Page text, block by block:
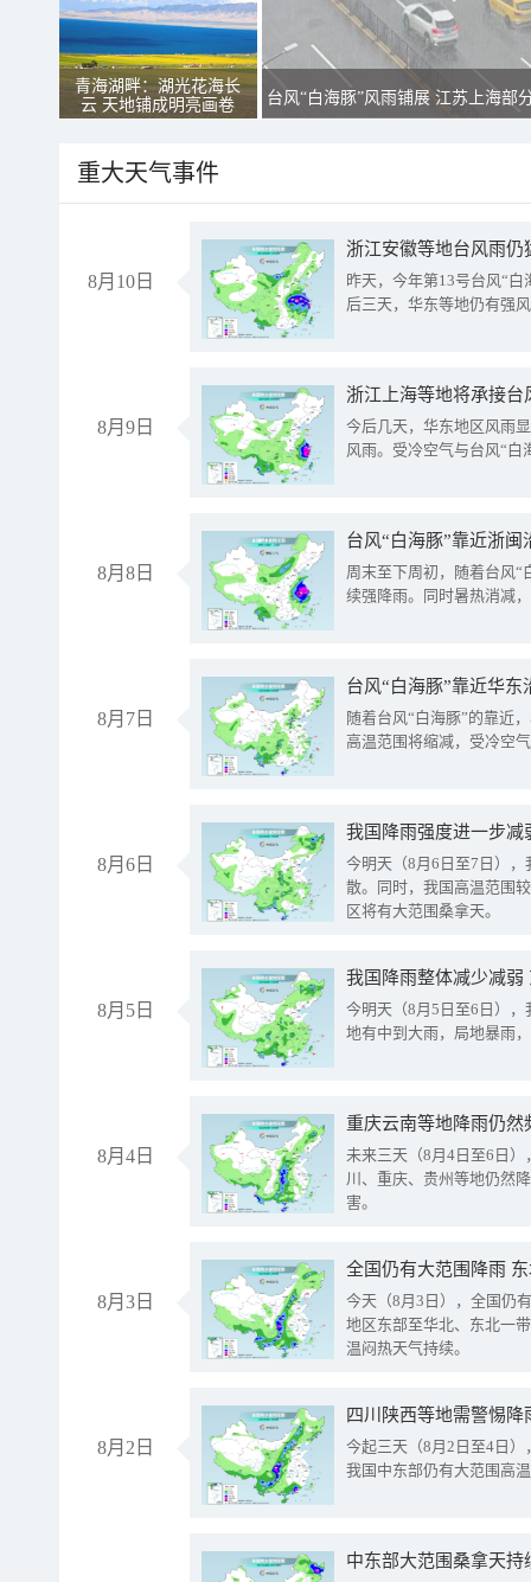
青海湖畔：湖光花海长
云 天地铺成明亮画卷
台风“白海豚”风雨铺展 江苏上海部
重大天气事件
8月10日
浙江安徽等地台风雨
昨天，今年第13号台风“
后三天，华东等地仍有强
8月9日
浙江上海等地将承接台
今后几天，华东地区风雨
风雨。受冷空气与台风“白
8月8日
台风“白海豚”靠近浙
周末至下周初，随着台风“
续强降雨。同时暑热消减
8月7日
台风“白海豚”靠近华
随着台风“白海豚”的靠近
高温范围将缩减，受冷空
8月6日
今明天（8月6日至7日）
散。同时，我国高温范围
区将有大范围桑拿天。
8月5日
我国降雨整体减少减弱
今明天（8月5日至6日）
地有中到大雨，局地暴雨
8月4日
重庆云南等地降雨仍然
未来三天（8月4日至6日
川、重庆、贵州等地仍然
害。
8月3日
全国仍有大范围降雨
今天（8月3日），全国仍
地区东部至华北、东北一
温闷热天气持续。
8月2日
今起三天（8月2日至4日
我国中东部仍有大范围高
中东部大范围桑拿天